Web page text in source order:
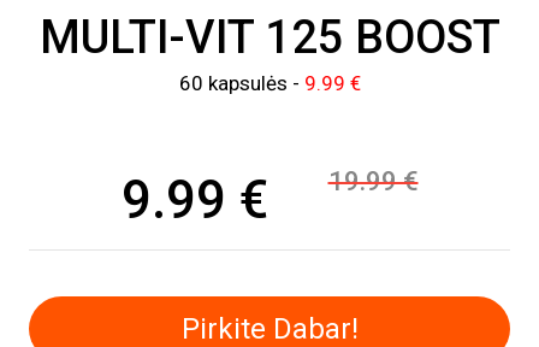
MULTI-VIT 125 BOOST
60 kapsulės - 9.99 €
9.99 € 19.99 €
Pirkite Dabar!